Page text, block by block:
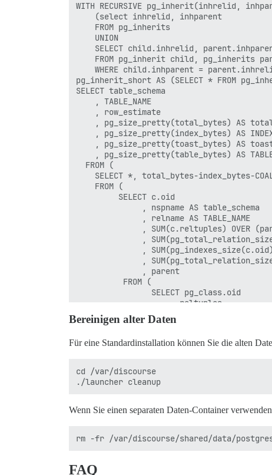
WITH RECURSIVE pg_inherit(inhrelid,
    (select inhrelid, inhparent
    FROM pg_inherits
    UNION
SELECT child.inhrelid,
FROM pg_inherit child, pg_inherits
WHERE child.inhparent =
pg_inherit_short AS (SELECT * FROM
SELECT table_schema
    , TABLE_NAME
    , row_estimate
, pg_size_pretty(total_bytes) AS
, pg_size_pretty(index_bytes) AS
, pg_size_pretty(toast_bytes) AS
, pg_size_pretty(table_bytes) AS
  FROM (
SELECT *, total_bytes-index_bytes-
    FROM (
         SELECT c.oid
              , nspname AS table_schema
              , relname AS TABLE_NAME
, SUM(c.reltuples) OVER
,
,
,
              , parent
          FROM (
                SELECT pg_class.oid
                    , reltuples
                    , relname
                    , relnamespace
,
LEFT JOIN
WHERE relkind IN ('r',
             ) c
  ) a
Bereinigen alter Daten
Für eine Standardinstallation können Sie die alten
cd /var/discourse
Wenn Sie einen separaten Daten-Container
FAQ